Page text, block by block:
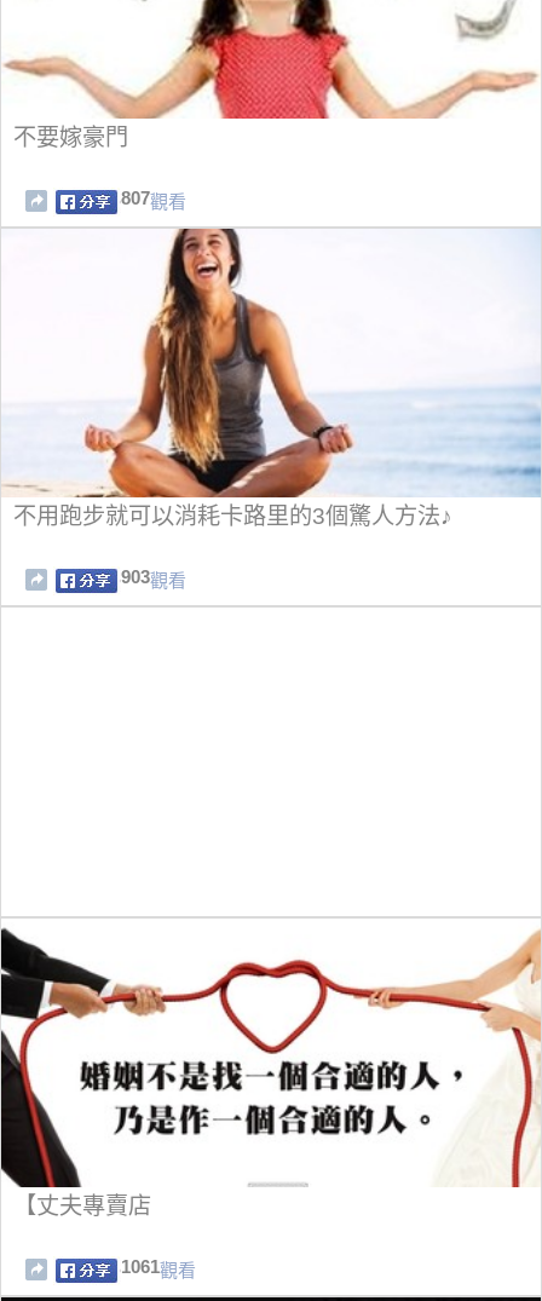
不要嫁豪門
807觀看
不用跑步就可以消耗卡路里的3個驚人方法♪
903觀看
【丈夫專賣店
1061觀看